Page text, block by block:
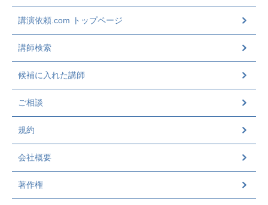
講演依頼.com トップページ
講師検索
候補に入れた講師
ご相談
規約
会社概要
著作権